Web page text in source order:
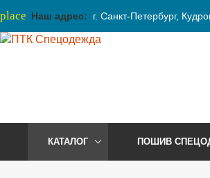
place Наш адрес: г. Санкт-Петербург,
КАТАЛОГ ПОШИВ